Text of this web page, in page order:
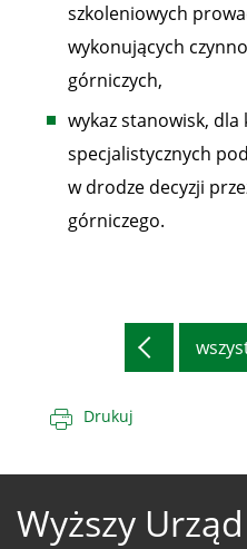
szkoleniowych
wykonujących
górniczych,
wykaz stanowisk,
specjalistycznych
w drodze decyzji
górniczego.
Drukuj
Wyższy